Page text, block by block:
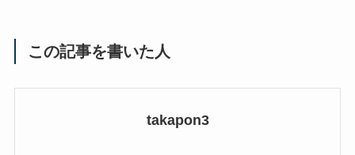
この記事を書いた人
takapon3